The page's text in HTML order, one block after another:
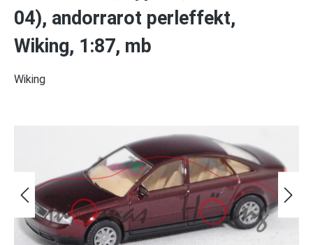
04), andorrarot perleffekt,
Wiking, 1:87, mb
Wiking